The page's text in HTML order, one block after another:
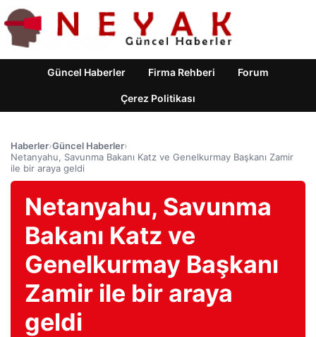
Güncel Haberler Firma Rehberi Forum
Çerez Politikası
Haberler›Güncel Haberler›
Netanyahu, Savunma Bakanı Katz ve Genelkurmay Başkanı Zamir
ile bir araya geldi
Netanyahu, Savunma
Bakanı Katz ve
Genelkurmay Başkanı
Zamir ile bir araya
geldi